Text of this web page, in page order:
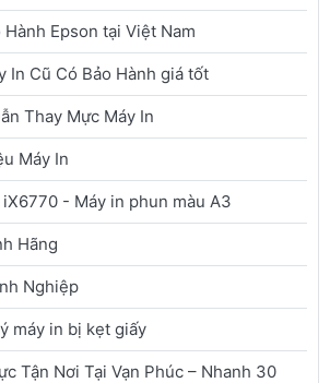
Epson tại Việt Nam
In Cũ Có Bảo Hành giá tốt
Thay Mực Máy In
Máy In
iX6770 - Máy in phun màu A3
Hãng
Nghiệp
máy in bị kẹt giấy
Tận Nơi Tại Vạn Phúc – Nhanh 30